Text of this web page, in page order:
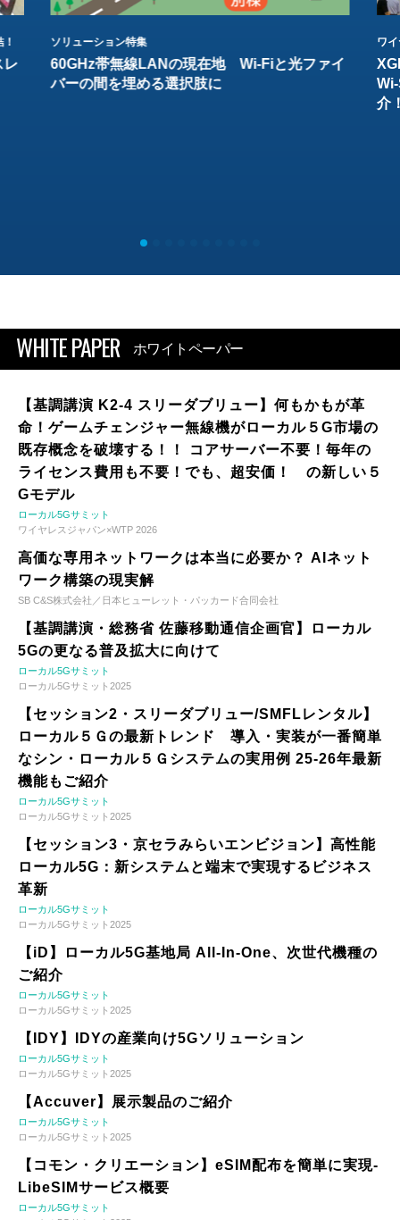
レ
ソリューション特集
60GHz帯無線LANの現在地 Wi-Fiと光ファイ
バーの間を埋める選択肢に
ワ
介
WHITE PAPER ホワイトペーパー
【基調講演 K2-4 スリーダブリュー】何もかもが革
命！ゲームチェンジャー無線機がローカル５G市場の
既存概念を破壊する！！ コアサーバー不要！毎年の
ライセンス費用も不要！でも、超安価！ の新しい５
Gモデル
ローカル5Gサミット
ワイヤレスジャパン×WTP 2026
高価な専用ネットワークは本当に必要か？ AIネット
ワーク構築の現実解
SB C&S株式会社／日本ヒューレット・パッカード合同会社
【基調講演・総務省 佐藤移動通信企画官】ローカル
5Gの更なる普及拡大に向けて
ローカル5Gサミット
ローカル5Gサミット2025
【セッション2・スリーダブリュー/SMFLレンタル】
ローカル５Ｇの最新トレンド 導入・実装が一番簡単
なシン・ローカル５Ｇシステムの実用例 25-26年最新
機能もご紹介
ローカル5Gサミット
ローカル5Gサミット2025
【セッション3・京セラみらいエンビジョン】高性能
ローカル5G：新システムと端末で実現するビジネス
革新
ローカル5Gサミット
ローカル5Gサミット2025
【iD】ローカル5G基地局 All-In-One、次世代機種の
ご紹介
ローカル5Gサミット
ローカル5Gサミット2025
【IDY】IDYの産業向け5Gソリューション
ローカル5Gサミット
ローカル5Gサミット2025
【Accuver】展示製品のご紹介
ローカル5Gサミット
ローカル5Gサミット2025
【コモン・クリエーション】eSIM配布を簡単に実現-
LibeSIMサービス概要
ローカル5Gサミット